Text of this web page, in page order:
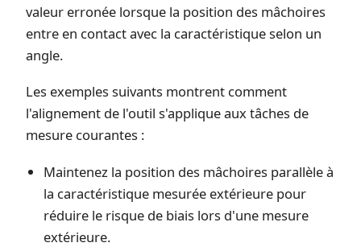
valeur erronée lorsque la position des mâchoires
entre en contact avec la caractéristique selon un
angle.
Les exemples suivants montrent comment
l'alignement de l'outil s'applique aux tâches de
mesure courantes :
Maintenez la position des mâchoires parallèle à
la caractéristique mesurée extérieure pour
réduire le risque de biais lors d'une mesure
extérieure.